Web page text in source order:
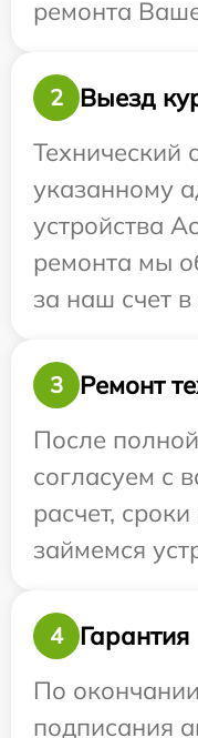
ремонта
2
Выезд
Технический
указанному
устройства
ремонта мы
за наш счет
3
Ремонт
После
согласуем с
расчет,
займемся
4
Гарантия
По
подписания